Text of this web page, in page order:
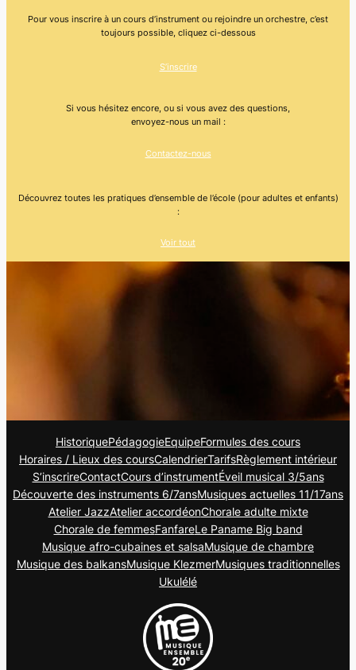
Pour vous inscrire à un cours d’instrument ou rejoindre un orchestre, c’est
toujours possible, cliquez ci-dessous
S’inscrire
Si vous hésitez encore, ou si vous avez des questions,
envoyez-nous un mail :
Contactez-nous
Découvrez toutes les pratiques d’ensemble de l’école (pour adultes et enfants)
:
Voir tout
HistoriquePédagogieEquipeFormules des cours
Horaires / Lieux des coursCalendrierTarifsRèglement intérieur
S’inscrireContactCours d’instrumentÉveil musical 3/5ans
Découverte des instruments 6/7ansMusiques actuelles 11/17ans
Atelier JazzAtelier accordéonChorale adulte mixte
Chorale de femmesFanfareLe Paname Big band
Musique afro-cubaines et salsaMusique de chambre
Musique des balkansMusique KlezmerMusiques traditionnelles
Ukulélé